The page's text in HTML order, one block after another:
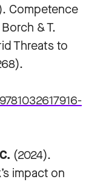
Competence
& T.
Threats to
(2024).
impact on